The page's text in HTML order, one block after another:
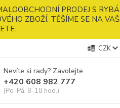
PRODEJ S
ZBOŽÍ. TĚŠÍME SE NA
CZK
Nevíte si rady? Zavolejte.
+420 608 982 777
(Po-Pá, 8-18 hod.)